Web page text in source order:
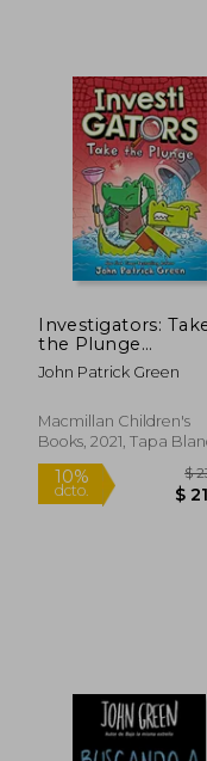
dcto. $
Investigators:
the Plunge
(InvestiGators!, 2)
Inglés)
John Patrick Green
Macmillan Children's
Books, 2021, Tapa
Nuevo